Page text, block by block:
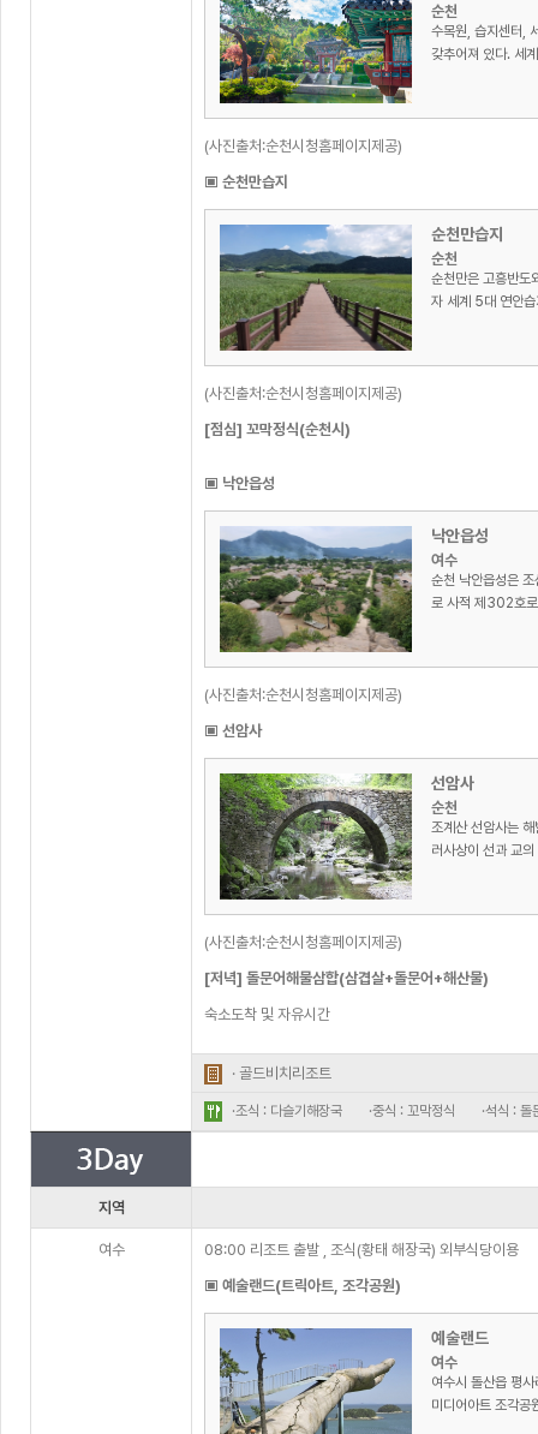
순천
수목원, 습지센터,
갖추어져 있다. 세
(사진출처:순천시청홈페이지제공)
▣ 순천만습지
순천만습지
순천
순천만은 고흥반도
자 세계 5대 연안
(사진출처:순천시청홈페이지제공)
[점심] 꼬막정식(순천시)
▣ 낙안읍성
낙안읍성
여수
순천 낙안읍성은
로 사적 제302호
(사진출처:순천시청홈페이지제공)
▣ 선암사
선암사
순천
조계산 선암사는
러사상이 선과 교
(사진출처:순천시청홈페이지제공)
[저녁] 돌문어해물삼합(삼겹살+돌문어+해산물)
숙소도착 및 자유시간
· 골드비치리조트
·조식 : 다슬기해장국 ·중식 : 꼬막정식 ·석식 : 돌
지역
여수
08:00 리조트 출발 , 조식(황태 해장국) 외부식당이용
▣ 예술랜드(트릭아트, 조각공원)
예술랜드
여수
여수시 돌산읍 평
미디어아트 조각공